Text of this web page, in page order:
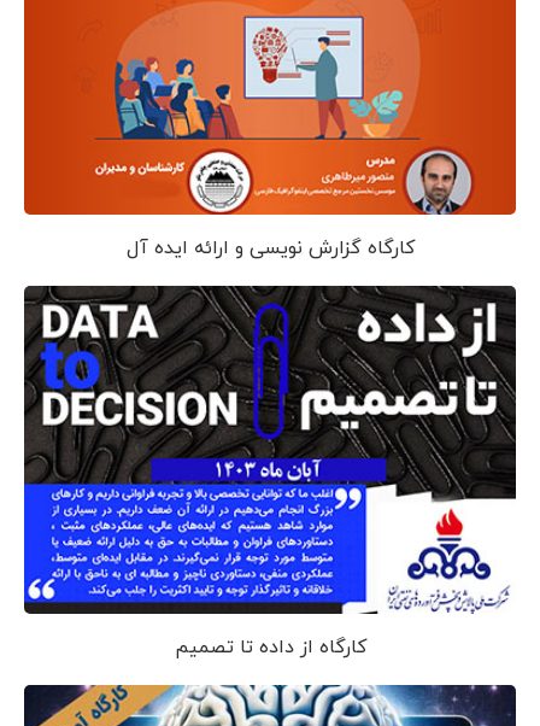
کارگاه گزارش نویسی و ارائه ایده آل
کارگاه از داده تا تصمیم